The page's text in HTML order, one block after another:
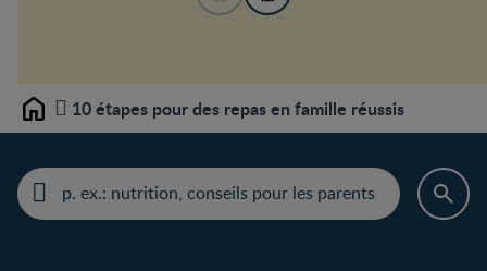
Home 10 étapes pour des repas en famille réussis